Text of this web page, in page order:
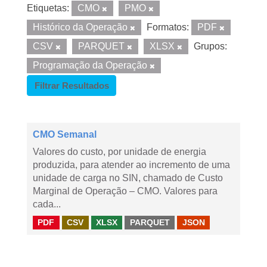
Etiquetas: CMO
PMO
Histórico da Operação
Formatos:
PDF
CSV
PARQUET XLSX
Grupos:
Programação da Operação
Filtrar Resultados
CMO Semanal
Valores do custo, por unidade de energia
produzida, para atender ao incremento de uma
unidade de carga no SIN, chamado de Custo
Marginal de Operação – CMO. Valores para
cada...
PDF CSV XLSX PARQUET JSON